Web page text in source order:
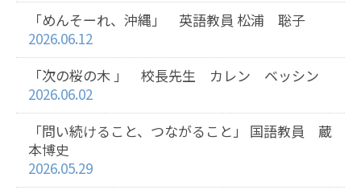
「めんそーれ、沖縄」 英語教員 松浦 聡子
2026.06.12
「次の桜の木 」 校長先生 カレン ベッシン
2026.06.02
「問い続けること、つながること」 国語教員 蔵
本博史
2026.05.29